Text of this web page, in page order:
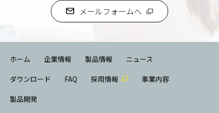
メールフォームへ
ホーム 企業情報 製品情報 ニュース
ダウンロード FAQ 採用情報 事業内容
製品開発